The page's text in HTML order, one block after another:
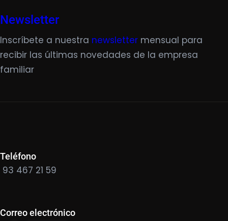
Newsletter
Inscríbete a nuestra newsletter mensual para
recibir las últimas novedades de la empresa
familiar
Teléfono
93 467 21 59
Correo electrónico